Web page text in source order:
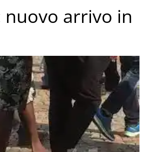
nuovo arrivo in